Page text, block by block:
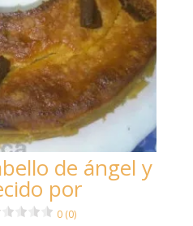
de ángel y
por
0 (0)